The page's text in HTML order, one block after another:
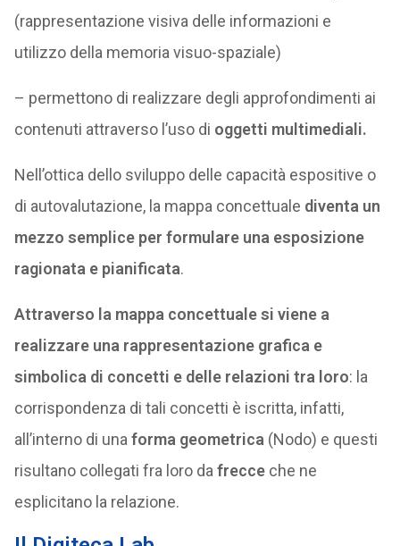
(rappresentazione visiva delle informazioni e
utilizzo della memoria visuo-spaziale)
– permettono di realizzare degli approfondimenti ai
contenuti attraverso l’uso di oggetti multimediali.
Nell’ottica dello sviluppo delle capacità espositive o
di autovalutazione, la mappa concettuale diventa un
mezzo semplice per formulare una esposizione
ragionata e pianificata.
Attraverso la mappa concettuale si viene a
realizzare una rappresentazione grafica e
simbolica di concetti e delle relazioni tra loro: la
corrispondenza di tali concetti è iscritta, infatti,
all’interno di una forma geometrica (Nodo) e questi
risultano collegati fra loro da frecce che ne
esplicitano la relazione.